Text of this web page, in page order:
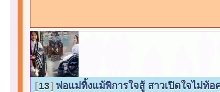
13 พ่อแม่ทิ้งแม้พิการใจสู้ สาวเปิดใจไม่ท้